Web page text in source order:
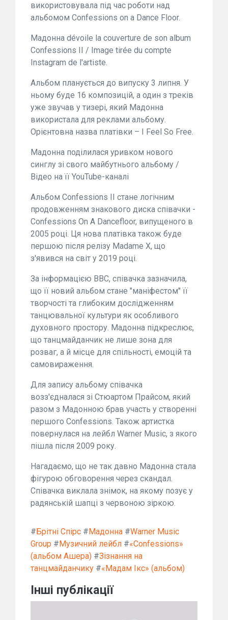
використовувала під час роботи над
альбомом Confessions on a Dance Floor.
Мадонна dévoile la couverture de son album
Confessions II / Image tirée du compte
Instagram de l'artiste.
Альбом планується до випуску 3 липня. У
ньому буде 16 композицій, а один з треків
уже звучав у тизері, який Мадонна
використала для реклами альбому.
Орієнтовна назва платівки – I Feel So Free.
Мадонна поділилася уривком нового
синглу зі свого майбутнього альбому /
Відео на її YouTube-каналі
Альбом Confessions II стане логічним
продовженням знакового диска співачки -
Confessions On A Dancefloor, випущеного в
2005 році. Ця нова платівка також буде
першою після релізу Madame X, що
з'явився на світ у 2019 році.
За інформацією BBC, співачка зазначила,
що її новий альбом стане "маніфестом" її
творчості та глибоким дослідженням
танцювальної культури як особливого
духовного простору. Мадонна підкреслює,
що танцмайданчик не лише зона для
розваг, а й місце для спільності, емоцій та
самовираження.
Для запису альбому співачка
возз'єдналася зі Стюартом Прайсом, який
разом з Мадонною брав участь у створенні
першого Confessions. Також артистка
повернулася на лейбл Warner Music, з якого
пішла після 2009 року.
Нагадаємо, що не так давно Мадонна стала
фігурою обговорення через скандал.
Співачка виклала знімок, на якому позує у
радянській шапці з червоною зіркою.
#Брітні Спірс #Мадонна #Warner Music
Group #Музичний лейбл #«Confessions»
(альбом Ашера) #Зізнання на
танцмайданчику #«Мадам Ікс» (альбом)
Інші публікації